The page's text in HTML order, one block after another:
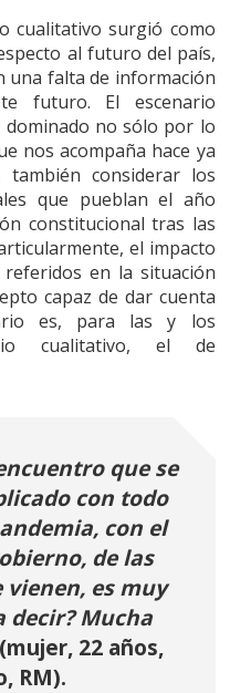
cualitativo surgió como
al futuro del país,
una falta de información
futuro. El escenario
dominado no sólo por lo
nos acompaña hace ya
considerar los
que pueblan el año
constitucional tras las
el impacto
en la situación
capaz de dar cuenta
es, para las y los
cualitativo, el de
que se
con todo
con el
de las
vienen, es muy
decir? Mucha
(mujer, 22 años,
RM).